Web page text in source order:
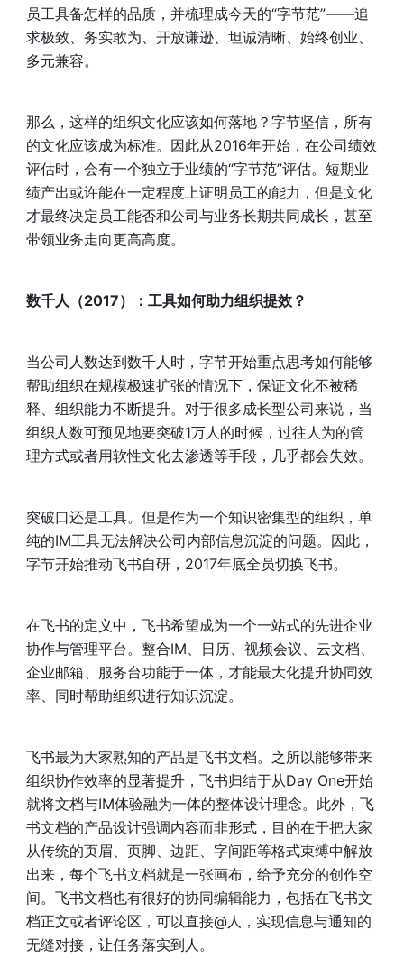
员工具备怎样的品质，并梳理成今天的“字节范”——追
求极致、务实敢为、开放谦逊、坦诚清晰、始终创业、
多元兼容。
那么，这样的组织文化应该如何落地？字节坚信，所有
的文化应该成为标准。因此从2016年开始，在公司绩效
评估时，会有一个独立于业绩的“字节范”评估。短期业
绩产出或许能在一定程度上证明员工的能力，但是文化
才最终决定员工能否和公司与业务长期共同成长，甚至
带领业务走向更高高度。
数千人（2017）：工具如何助力组织提效？
当公司人数达到数千人时，字节开始重点思考如何能够
帮助组织在规模极速扩张的情况下，保证文化不被稀
释、组织能力不断提升。对于很多成长型公司来说，当
组织人数可预见地要突破1万人的时候，过往人为的管
理方式或者用软性文化去渗透等手段，几乎都会失效。
突破口还是工具。但是作为一个知识密集型的组织，单
纯的IM工具无法解决公司内部信息沉淀的问题。因此，
字节开始推动飞书自研，2017年底全员切换飞书。
在飞书的定义中，飞书希望成为一个一站式的先进企业
协作与管理平台。整合IM、日历、视频会议、云文档、
企业邮箱、服务台功能于一体，才能最大化提升协同效
率、同时帮助组织进行知识沉淀。
飞书最为大家熟知的产品是飞书文档。之所以能够带来
组织协作效率的显著提升，飞书归结于从Day One开始
就将文档与IM体验融为一体的整体设计理念。此外，飞
书文档的产品设计强调内容而非形式，目的在于把大家
从传统的页眉、页脚、边距、字间距等格式束缚中解放
出来，每个飞书文档就是一张画布，给予充分的创作空
间。飞书文档也有很好的协同编辑能力，包括在飞书文
档正文或者评论区，可以直接@人，实现信息与通知的
无缝对接，让任务落实到人。